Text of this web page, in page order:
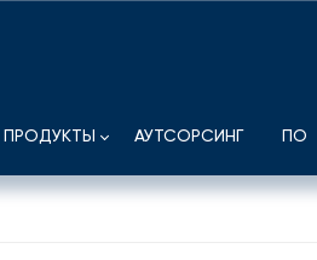
ПРОДУКТЫ АУТСОРСИНГ ПО